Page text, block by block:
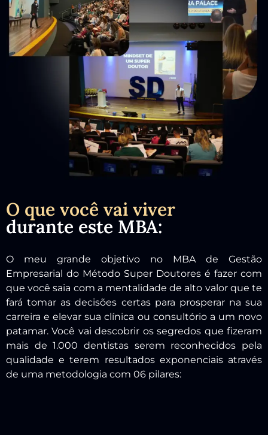
O que você vai viver
durante este MBA:
O meu grande objetivo no MBA de Gestão
Empresarial do Método Super Doutores é fazer com
que você saia com a mentalidade de alto valor que te
fará tomar as decisões certas para prosperar na sua
carreira e elevar sua clínica ou consultório a um novo
patamar. Você vai descobrir os segredos que fizeram
mais de 1.000 dentistas serem reconhecidos pela
qualidade e terem resultados exponenciais através
de uma metodologia com 06 pilares: